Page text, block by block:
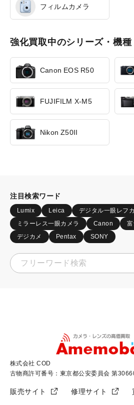
フィルムカメラ
強化買取中のシリーズ・機種
Canon EOS R50
FUJIFILM X-M5
Nikon Z50II
注目検索ワード
Lumix Leica
デジタル一眼レフ
ミラーレス一眼カメラ
Canon
デジカメ
Pentax SONY
株式会社 COD
古物商許可番号：東京都公安委員会 第
販売サイト 修理サイト